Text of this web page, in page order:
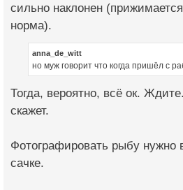
сильно наклонен
норма).
anna_de_witt
но муж говорит что когда пришёл с
Тогда, вероятно, всё ок.
скажет.
Фотографировать рыбу нужно
сачке.